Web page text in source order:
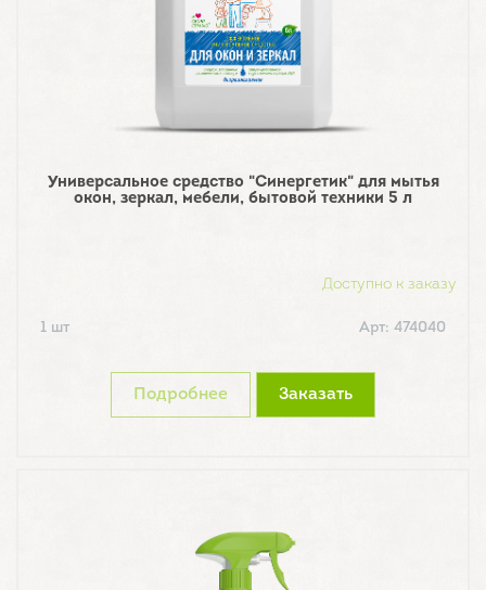
Универсальное средство "Синергетик" для мытья
окон, зеркал, мебели, бытовой техники 5 л
Доступно к заказу
1 шт Арт: 474040
Подробнее Заказать